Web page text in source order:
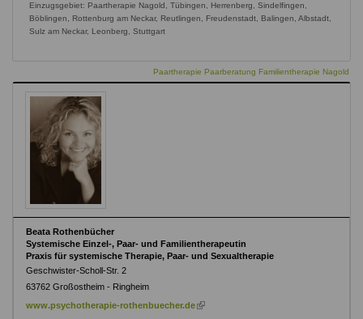
Einzugsgebiet: Paartherapie Nagold, Tübingen, Herrenberg, Sindelfingen,
Böblingen, Rottenburg am Neckar, Reutlingen, Freudenstadt, Balingen, Albstadt,
Sulz am Neckar, Leonberg, Stuttgart
Paartherapie Paarberatung Familientherapie Nagold
Beata Rothenbücher
Systemische Einzel-, Paar- und Familientherapeutin
Praxis für systemische Therapie, Paar- und Sexualtherapie
Geschwister-Scholl-Str. 2
63762 Großostheim - Ringheim
www.psychotherapie-rothenbuecher.de (link